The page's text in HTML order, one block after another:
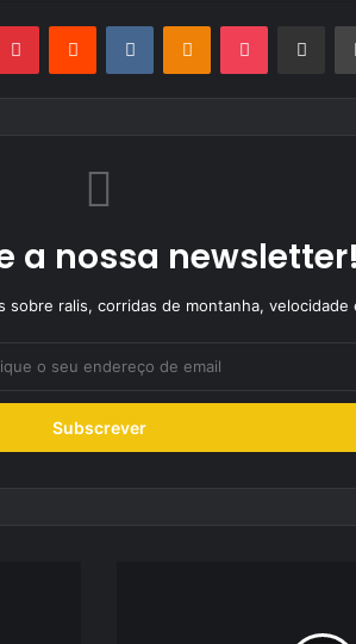
PinterestReddit VKontakteOdnoklassniki
Pocket Partilhar Via
a nossa newsletter!
sobre ralis, corridas de montanha, velocidade